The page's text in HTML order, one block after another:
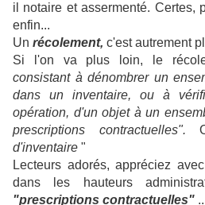
il notaire et assermenté. Certes,
enfin...
Un récolement, c'est autrement
Si l'on va plus loin, le
consistant à dénombrer un
dans un inventaire, ou à
opération, d'un objet à un
prescriptions contractuelles".
d'inventaire "
Lecteurs adorés, appréciez
dans les hauteurs
"prescriptions contractuelles"